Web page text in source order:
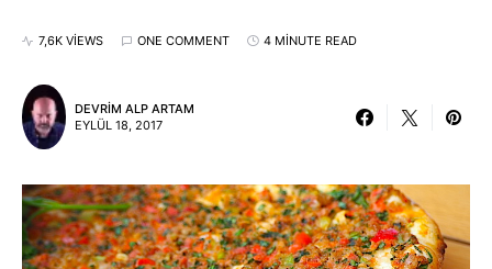
7,6K VIEWS ONE COMMENT 4 MINUTE READ
DEVRIM ALP ARTAM
EYLÜL 18, 2017